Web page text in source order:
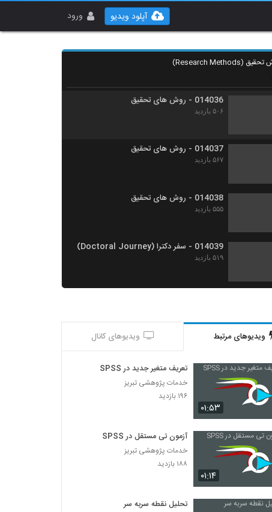
ورود آپلود ویدیو
014035 - روش های تحقیق
۵۴۹ بازدید
014036 - روش های تحقیق
۵۰۶ بازدید
014037 - روش های تحقیق
۵۶۷ بازدید
014038 - روش های تحقیق
۵۵۵ بازدید
014039 - سفر دکترا (Doctoral Journey)
۵۱۹ بازدید
014041 - سفر دکترا (Doctoral Journey)
014042 - سفر دکترا (Doctoral Journey)
۵۵۶ بازدید
014043 - سفر دکترا (Doctoral Journey)
۴۷۲ بازدید
ویدیوهای مرتبط ویدیوهای کانال
۰۱:۵۳
تعریف متغیر جدید در SPSS
خدمات پژوهشی تبریز
۱۹۶ بازدید
۰۱:۱۴
آزمون تی مستقل در SPSS
خدمات پژوهشی تبریز
۱۸۸ بازدید
تحلیل نقطه سربه سر